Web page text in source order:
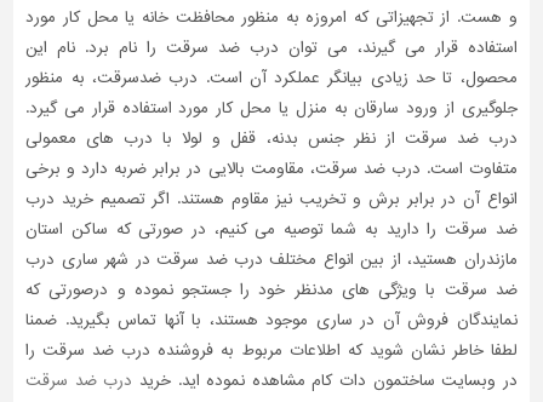
و هست. از تجهیزاتی که امروزه به منظور محافظت خانه یا محل کار مورد
استفاده قرار می گیرند، می توان درب ضد سرقت را نام برد. نام این
محصول، تا حد زیادی بیانگر عملکرد آن است. درب ضدسرقت، به منظور
جلوگیری از ورود سارقان به منزل یا محل کار مورد استفاده قرار می گیرد.
درب ضد سرقت از نظر جنس بدنه، قفل و لولا با درب های معمولی
متفاوت است. درب ضد سرقت، مقاومت بالایی در برابر ضربه دارد و برخی
انواع آن در برابر برش و تخریب نیز مقاوم هستند. اگر تصمیم خرید درب
ضد سرقت را دارید به شما توصیه می کنیم، در صورتی که ساکن استان
مازندران هستید، از بین انواع مختلف درب ضد سرقت در شهر ساری درب
ضد سرقت با ویژگی های مدنظر خود را جستجو نموده و درصورتی که
نمایندگان فروش آن در ساری موجود هستند، با آنها تماس بگیرید. ضمنا
لطفا خاطر نشان شوید که اطلاعات مربوط به فروشنده درب ضد سرقت را
در وبسایت ساختمون دات کام مشاهده نموده اید. خرید درب ضد سرقت